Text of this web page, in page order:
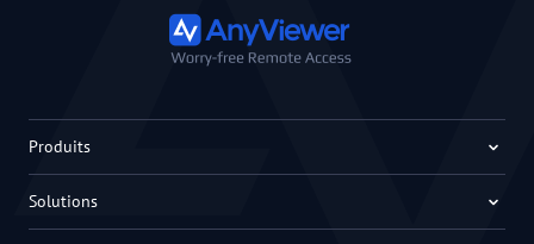
Produits
Solutions